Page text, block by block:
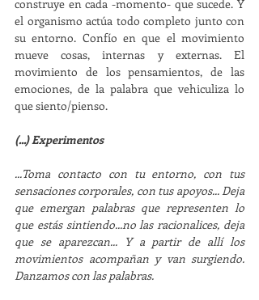
construye en cada -momento- que sucede. Y
el organismo actúa todo completo junto con
su entorno. Confío en que el movimiento
mueve cosas, internas y externas. El
movimiento de los pensamientos, de las
emociones, de la palabra que vehiculiza lo
que siento/pienso.
(...) Experimentos
...Toma contacto con tu entorno, con tus
sensaciones corporales, con tus apoyos... Deja
que emergan palabras que representen lo
que estás sintiendo...no las racionalices, deja
que se aparezcan... Y a partir de allí los
movimientos acompañan y van surgiendo.
Danzamos con las palabras.